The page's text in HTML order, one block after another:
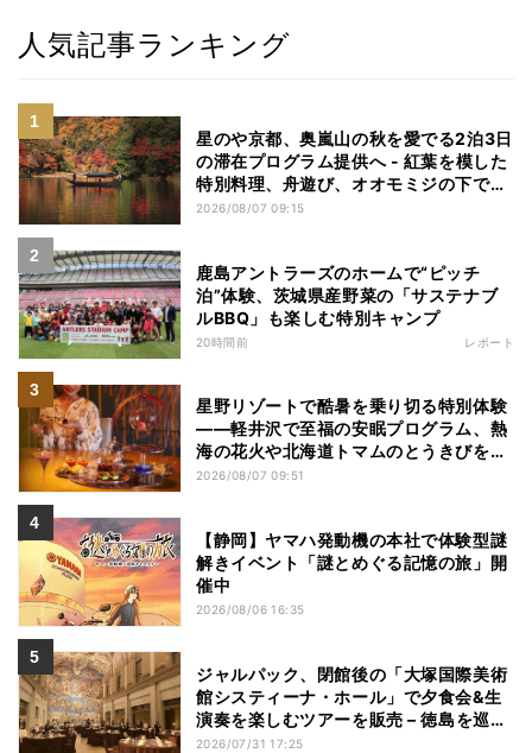
人気記事ランキング
星のや京都、奥嵐山の秋を愛でる2泊3日
の滞在プログラム提供へ - 紅葉を模した
特別料理、舟遊び、オオモミジの下でお
こなう深呼吸など
2026/08/07 09:15
鹿島アントラーズのホームで“ピッチ
泊”体験、茨城県産野菜の「サステナブ
ルBBQ」も楽しむ特別キャンプ
20時間前 レポート
星野リゾートで酷暑を乗り切る特別体験
——軽井沢で至福の安眠プログラム、熱
海の花火や北海道トマムのとうきびを主
役にしたアフタヌーンティー
2026/08/07 09:51
【静岡】ヤマハ発動機の本社で体験型謎
解きイベント「謎とめぐる記憶の旅」開
催中
2026/08/06 16:35
ジャルパック、閉館後の「大塚国際美術
館システィーナ・ホール」で夕食会&生
演奏を楽しむツアーを販売 – 徳島を巡る
5つのコース
2026/07/31 17:25